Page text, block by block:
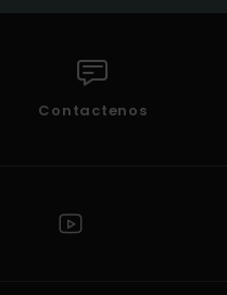
Contactenos